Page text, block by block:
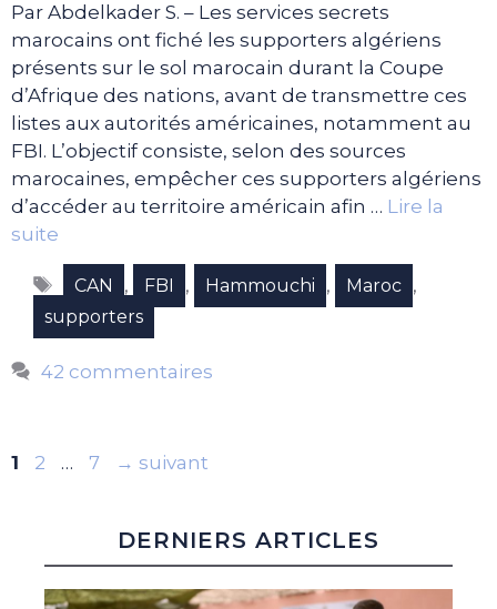
Par Abdelkader S. – Les services secrets
marocains ont fiché les supporters algériens
présents sur le sol marocain durant la Coupe
d’Afrique des nations, avant de transmettre ces
listes aux autorités américaines, notamment au
FBI. L’objectif consiste, selon des sources
marocaines, empêcher ces supporters algériens
d’accéder au territoire américain afin … Lire la
suite
Étiquettes
CAN , FBI , Hammouchi , Maroc ,
supporters
42 commentaires
Page
1 Page
2 … Page
7 → suivant
DERNIERS ARTICLES